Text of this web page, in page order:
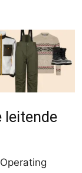
leitende